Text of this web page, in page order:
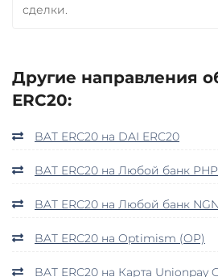
сделки.
Другие направления
ERC20:
BAT ERC20 на DAI ERC20
BAT ERC20 на Любой банк PHP
BAT ERC20 на Любой банк NGN
BAT ERC20 на Optimism (OP)
BAT ERC20 на Карта Unionpay